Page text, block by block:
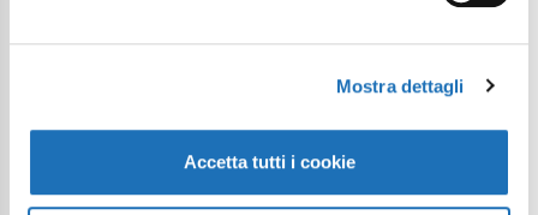
Mostra dettagli
Accetta tutti i cookie
Città